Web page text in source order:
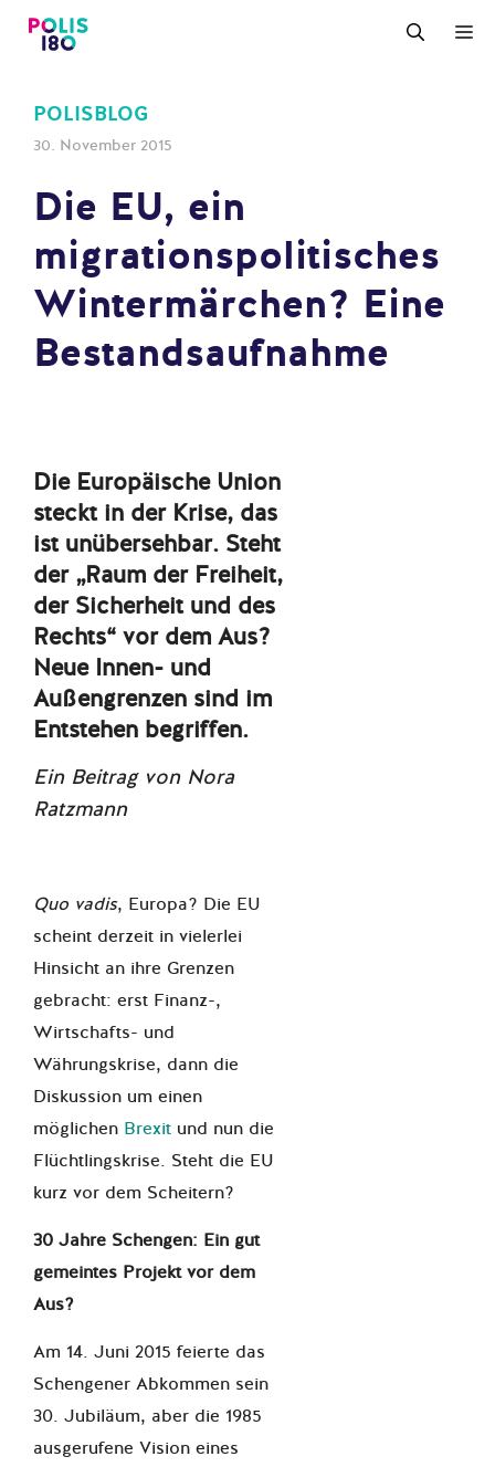
Zum
Inhalt
POLISBLOG
30. November 2015
Die EU, ein
migrationspolitisches
Wintermärchen? Eine
Bestandsaufnahme
Die Europäische Union
steckt in der Krise, das
ist unübersehbar. Steht
der „Raum der Freiheit,
der Sicherheit und des
Rechts“ vor dem Aus?
Neue Innen- und
Außengrenzen sind im
Entstehen begriffen.
Ein Beitrag von Nora
Ratzmann
Quo vadis, Europa? Die EU
scheint derzeit in vielerlei
Hinsicht an ihre Grenzen
gebracht: erst Finanz-,
Wirtschafts- und
Währungskrise, dann die
Diskussion um einen
möglichen Brexit und nun die
Flüchtlingskrise. Steht die EU
kurz vor dem Scheitern?
30 Jahre Schengen: Ein gut
gemeintes Projekt vor dem
Aus?
Am 14. Juni 2015 feierte das
Schengener Abkommen sein
30. Jubiläum, aber die 1985
ausgerufene Vision eines